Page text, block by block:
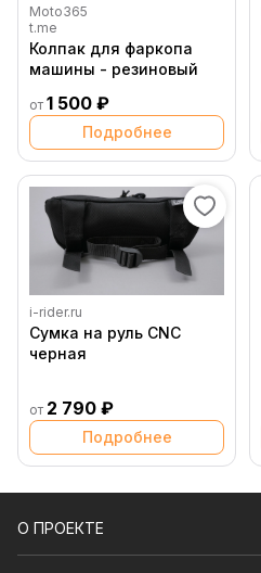
Moto365
t.me
Колпак для фаркопа
машины - резиновый
от 1 500 ₽
Подробнее
i-rider.ru
Сумка на руль CNC
черная
от 2 790 ₽
Подробнее
О ПРОЕКТЕ